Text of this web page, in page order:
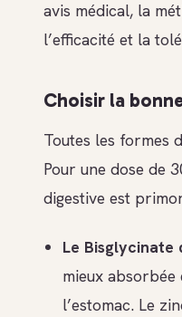
avis médical, la
l’efficacité et la
Choisir la
Toutes les formes
Pour une dose de
digestive est
Le Bisglycinate
mieux
l’estomac. Le